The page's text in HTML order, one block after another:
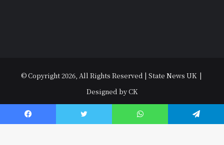
© Copyright 2026, All Rights Reserved | State News UK |
Designed by CK
विधानसभा चुनाव 2022
उत्तराखंड उत्तर प्रदेश धर्म-संस्कृति राजनीति
पर्यटन
मनोरंजन
अपराध हल्ला बोल मौसम अजब गजब युथ Contact Us
Facebook Twitter WhatsApp Telegram